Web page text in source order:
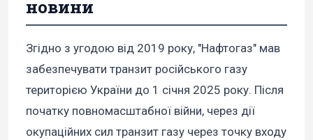
новини
Згідно з угодою від 2019 року, "Нафтогаз" мав
забезпечувати транзит російського газу
територією України до 1 січня 2025 року. Після
початку повномасштабної війни, через дії
окупаційних сил транзит газу через точку входу